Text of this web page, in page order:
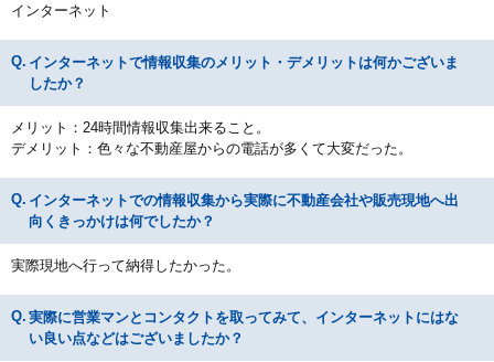
インターネット
インターネットで情報収集のメリット・デメリットは何かございま
したか？
メリット：24時間情報収集出来ること。
デメリット：色々な不動産屋からの電話が多くて大変だった。
インターネットでの情報収集から実際に不動産会社や販売現地へ出
向くきっかけは何でしたか？
実際現地へ行って納得したかった。
実際に営業マンとコンタクトを取ってみて、インターネットにはな
い良い点などはございましたか？